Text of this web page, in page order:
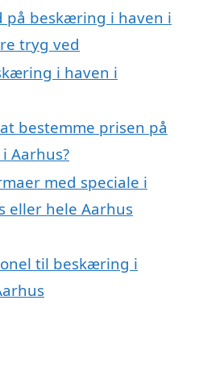
på beskæring i haven i
tryg ved
i haven i
bestemme prisen på
Aarhus?
med speciale i
eller hele Aarhus
til beskæring i